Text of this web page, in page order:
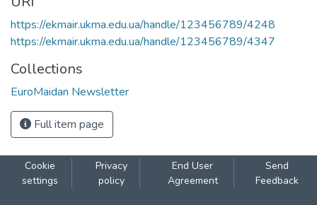
https://ekmair.ukma.edu.ua/handle/123456789/4248
https://ekmair.ukma.edu.ua/handle/123456789/4347
Collections
EuroMaidan Newsletter
Full item page
Cookie
settings
Privacy
policy
End User
Agreement
Send
Feedback